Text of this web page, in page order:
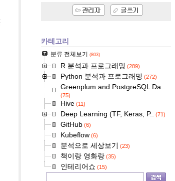
카테고리
분류 전체보기 (803)
R 분석과 프로그래밍 (289)
Python 분석과 프로그래밍 (272)
Greenplum and PostgreSQL Da..
(75)
Hive (11)
Deep Learning (TF, Keras, P.. (71)
GitHub (6)
Kubeflow (6)
분석으로 세상보기 (23)
책이랑 영화랑 (35)
인테리어쇼 (15)